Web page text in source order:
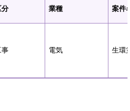
分 業種 案件
事 電気 生環